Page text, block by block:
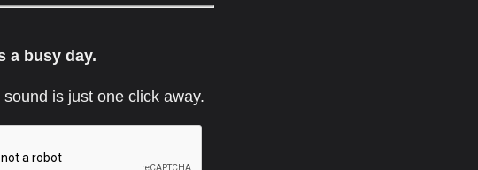
a busy day.
sound is just one click away.